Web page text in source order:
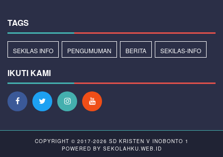
TAGS
SEKILAS INFO PENGUMUMAN BERITA SEKILAS-INFO
IKUTI KAMI
COPYRIGHT © 2017-2026 SD KRISTEN V INOBONTO 1
POWERED BY SEKOLAHKU.WEB.ID